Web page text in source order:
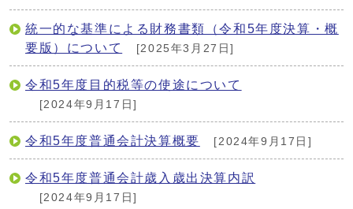
統一的な基準による財務書類（令和5年度決算・概
要版）について
[2025年3月27日]
令和5年度目的税等の使途について
[2024年9月17日]
令和5年度普通会計決算概要 [2024年9月17日]
令和5年度普通会計歳入歳出決算内訳
[2024年9月17日]